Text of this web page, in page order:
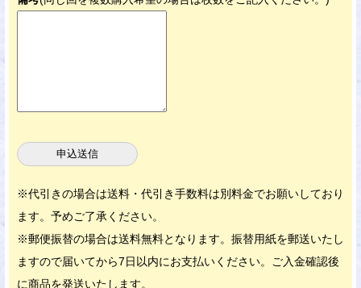
※代引きの場合は送料・代引き手数料は別料金でお願いしており
ます。予めご了承ください。
※郵便振替の場合は送料無料となります。振替用紙を郵送いたし
ますので届いてから7日以内にお支払いください。ご入金確認後
に商品を発送いたします。